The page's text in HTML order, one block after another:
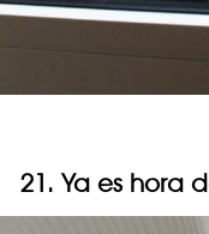
21. Ya es hora